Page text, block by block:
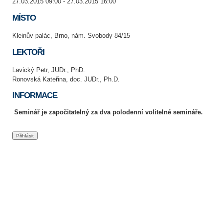
MÍSTO
Kleinův palác, Brno, nám. Svobody 84/15
LEKTOŘI
Lavický Petr, JUDr., PhD.
Ronovská Kateřina, doc. JUDr., Ph.D.
INFORMACE
Seminář je započitatelný za dva polodenní volitelné semináře.